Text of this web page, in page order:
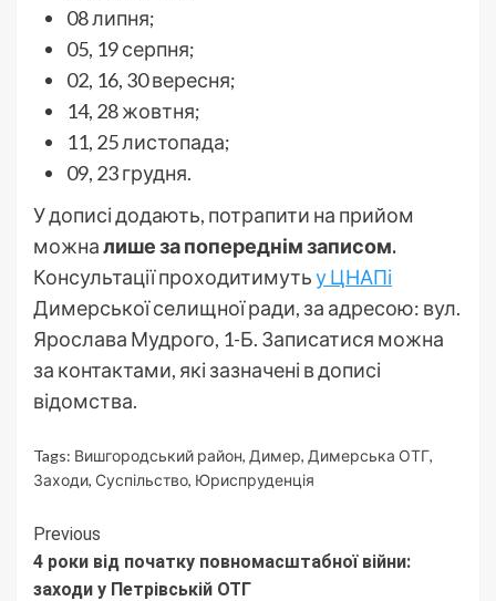
08 липня;
05, 19 серпня;
02, 16, 30 вересня;
14, 28 жовтня;
11, 25 листопада;
09, 23 грудня.
У дописі додають, потрапити на прийом
можналише за попереднім записом.
Консультації проходитимутьу ЦНАПі
Димерської селищної ради, за адресою: вул.
Ярослава Мудрого, 1-Б. Записатися можна
за контактами, які зазначені в дописі
відомства.
Tags: Вишгородський район, Димер, Димерська ОТГ,
Заходи, Суспільство, Юриспруденція
Continue
Reading
Previous
4 роки від початку повномасштабної війни:
заходи у Петрівській ОТГ